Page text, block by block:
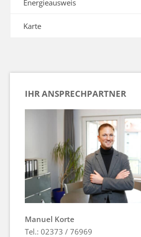
Energieausweis
Karte
IHR ANSPRECHPARTNER
Manuel Korte
Tel.: 02373 / 76969